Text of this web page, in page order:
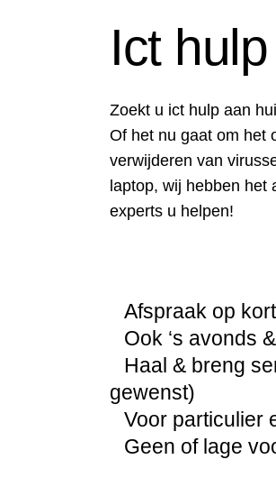
Ict
Zoekt u ict hulp aan
Of het nu gaat om het
verwijderen van
laptop, wij hebben het
experts u helpen!
Afspraak op
Ook ‘s avonds
Haal & breng
gewenst)
Voor particulier
Geen of lage